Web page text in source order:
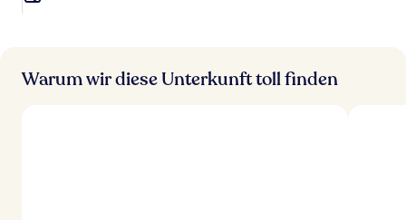
Warum wir diese Unterkunft toll finden